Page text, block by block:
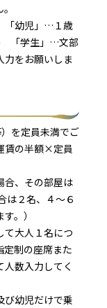
幼児」…１歳
「学生」…文部
力をお願いしま
を定員未満でご
賃の半額×定員
合、その部屋は
は２名、４～６
。）
て大人１名につ
定制の座席また
数入力してく
び幼児だけで乗